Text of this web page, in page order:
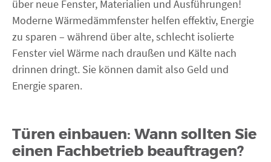
über neue Fenster, Materialien und Ausführungen!
Moderne Wärmedämmfenster helfen effektiv, Energie
zu sparen – während über alte, schlecht isolierte
Fenster viel Wärme nach draußen und Kälte nach
drinnen dringt. Sie können damit also Geld und
Energie sparen.
Türen einbauen: Wann sollten Sie
einen Fachbetrieb beauftragen?